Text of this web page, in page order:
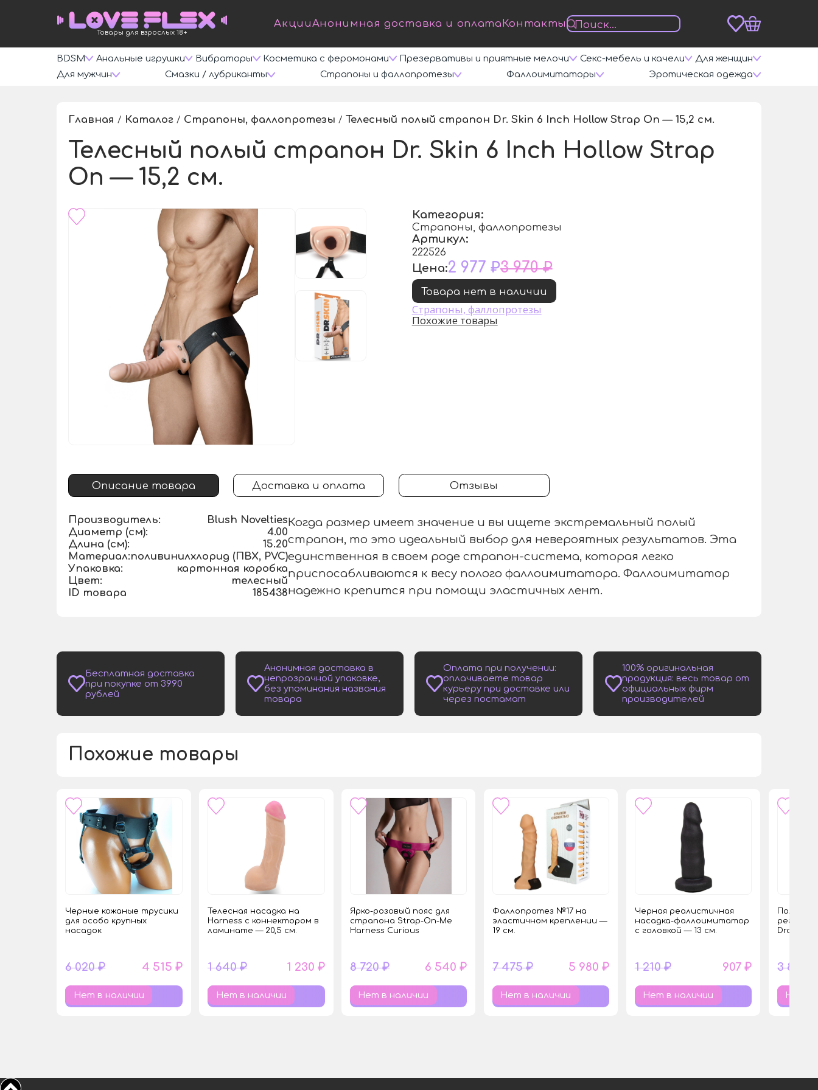
Товары для взрослых 18+
АкцииАнонимная доставка и оплата Контакты
BDSM Анальные игрушки Вибраторы Косметика с феромонами Презервативы и приятные мелочи Секс-мебель и качели
Для женщин
Для мужчин
Смазки / лубриканты Страпоны и фаллопротезы Фаллоимитаторы Эротическая одежда
Главная / Каталог / Страпоны, фаллопротезы / Телесный полый страпон Dr. Skin 6 Inch Hollow Strap On — 15,2 см.
Телесный полый страпон Dr. Skin 6 Inch Hollow Strap
On — 15,2 см.
Категория:
Страпоны, фаллопротезы
Артикул:
222526
Цена:2 977 ₽3 970 ₽
Товара нет в наличии
Страпоны, фаллопротезы
Похожие товары
Описание товара Доставка и оплата Отзывы
Производитель:
Blush Novelties
Диаметр (см):
4.00
Длина (см):
15.20
Материал:поливинилхлорид (ПВХ, PVC)
Упаковка:
картонная коробка
Цвет:
телесный
ID товара
185438
Когда размер имеет значение и вы ищете экстремальный полый
страпон, то это идеальный выбор для невероятных результатов. Эта
единственная в своем роде страпон-система, которая легко
приспосабливаются к весу полого фаллоимитатора. Фаллоимитатор
надежно крепится при помощи эластичных лент.
Бесплатная доставка
при покупке от 3990
рублей
Анонимная доставка в
непрозрачной упаковке,
без упоминания названия
товара
Оплата при получении:
оплачиваете товар
курьеру при доставке или
через постамат
100% оригинальная
продукция: весь товар от
официальных фирм
производителей
Похожие товары
Черные кожаные трусики
для особо крупных
насадок
6 020 ₽ 4 515 ₽
Нет в наличии
Телесная насадка на
Harness с коннектором в
ламинате — 20,5 см.
1 640 ₽ 1 230 ₽
Нет в наличии
Ярко-розовый пояс для
страпона Strap-On-Me
Harness Curious
8 720 ₽ 6 540 ₽
Нет в наличии
Фаллопротез №17 на
эластичном креплении —
19 см.
7 475 ₽ 5 980 ₽
Нет в наличии
Черная реалистичная
насадка-фаллоимитатор
с головкой — 13 см.
1 210 ₽ 907 ₽
Нет в наличии
Полый
Draven —
3 800 ₽
Нет в